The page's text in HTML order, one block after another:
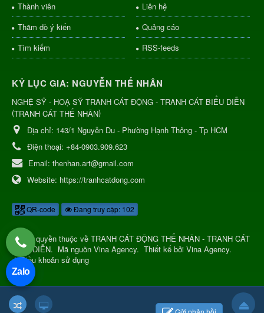
Thành viên
Liên hệ
Thăm dò ý kiến
Quảng cáo
Tìm kiếm
RSS-feeds
KỶ LỤC GIA: NGUYỄN THẾ NHÂN
NGHỆ SỸ - HOẠ SỸ TRANH CÁT ĐỘNG - TRANH CÁT BIỂU DIỄN
(TRANH CÁT THẾ NHÂN)
Địa chỉ: 143/1 Nguyễn Du - Phường Hạnh Thông - Tp HCM
Điện thoại: +84-0903.909.623
Email: thenhan.art@gmail.com
Website: https://tranhcatdong.com
QR-code Đang truy cập: 102
© Bản quyền thuộc về TRANH CÁT ĐỘNG THẾ NHÂN - TRANH CÁT
BIỂU DIỄN. Mã nguồn Vina Agency. Thiết kế bởi Vina Agency.
|Điều khoản sử dụng
Zalo